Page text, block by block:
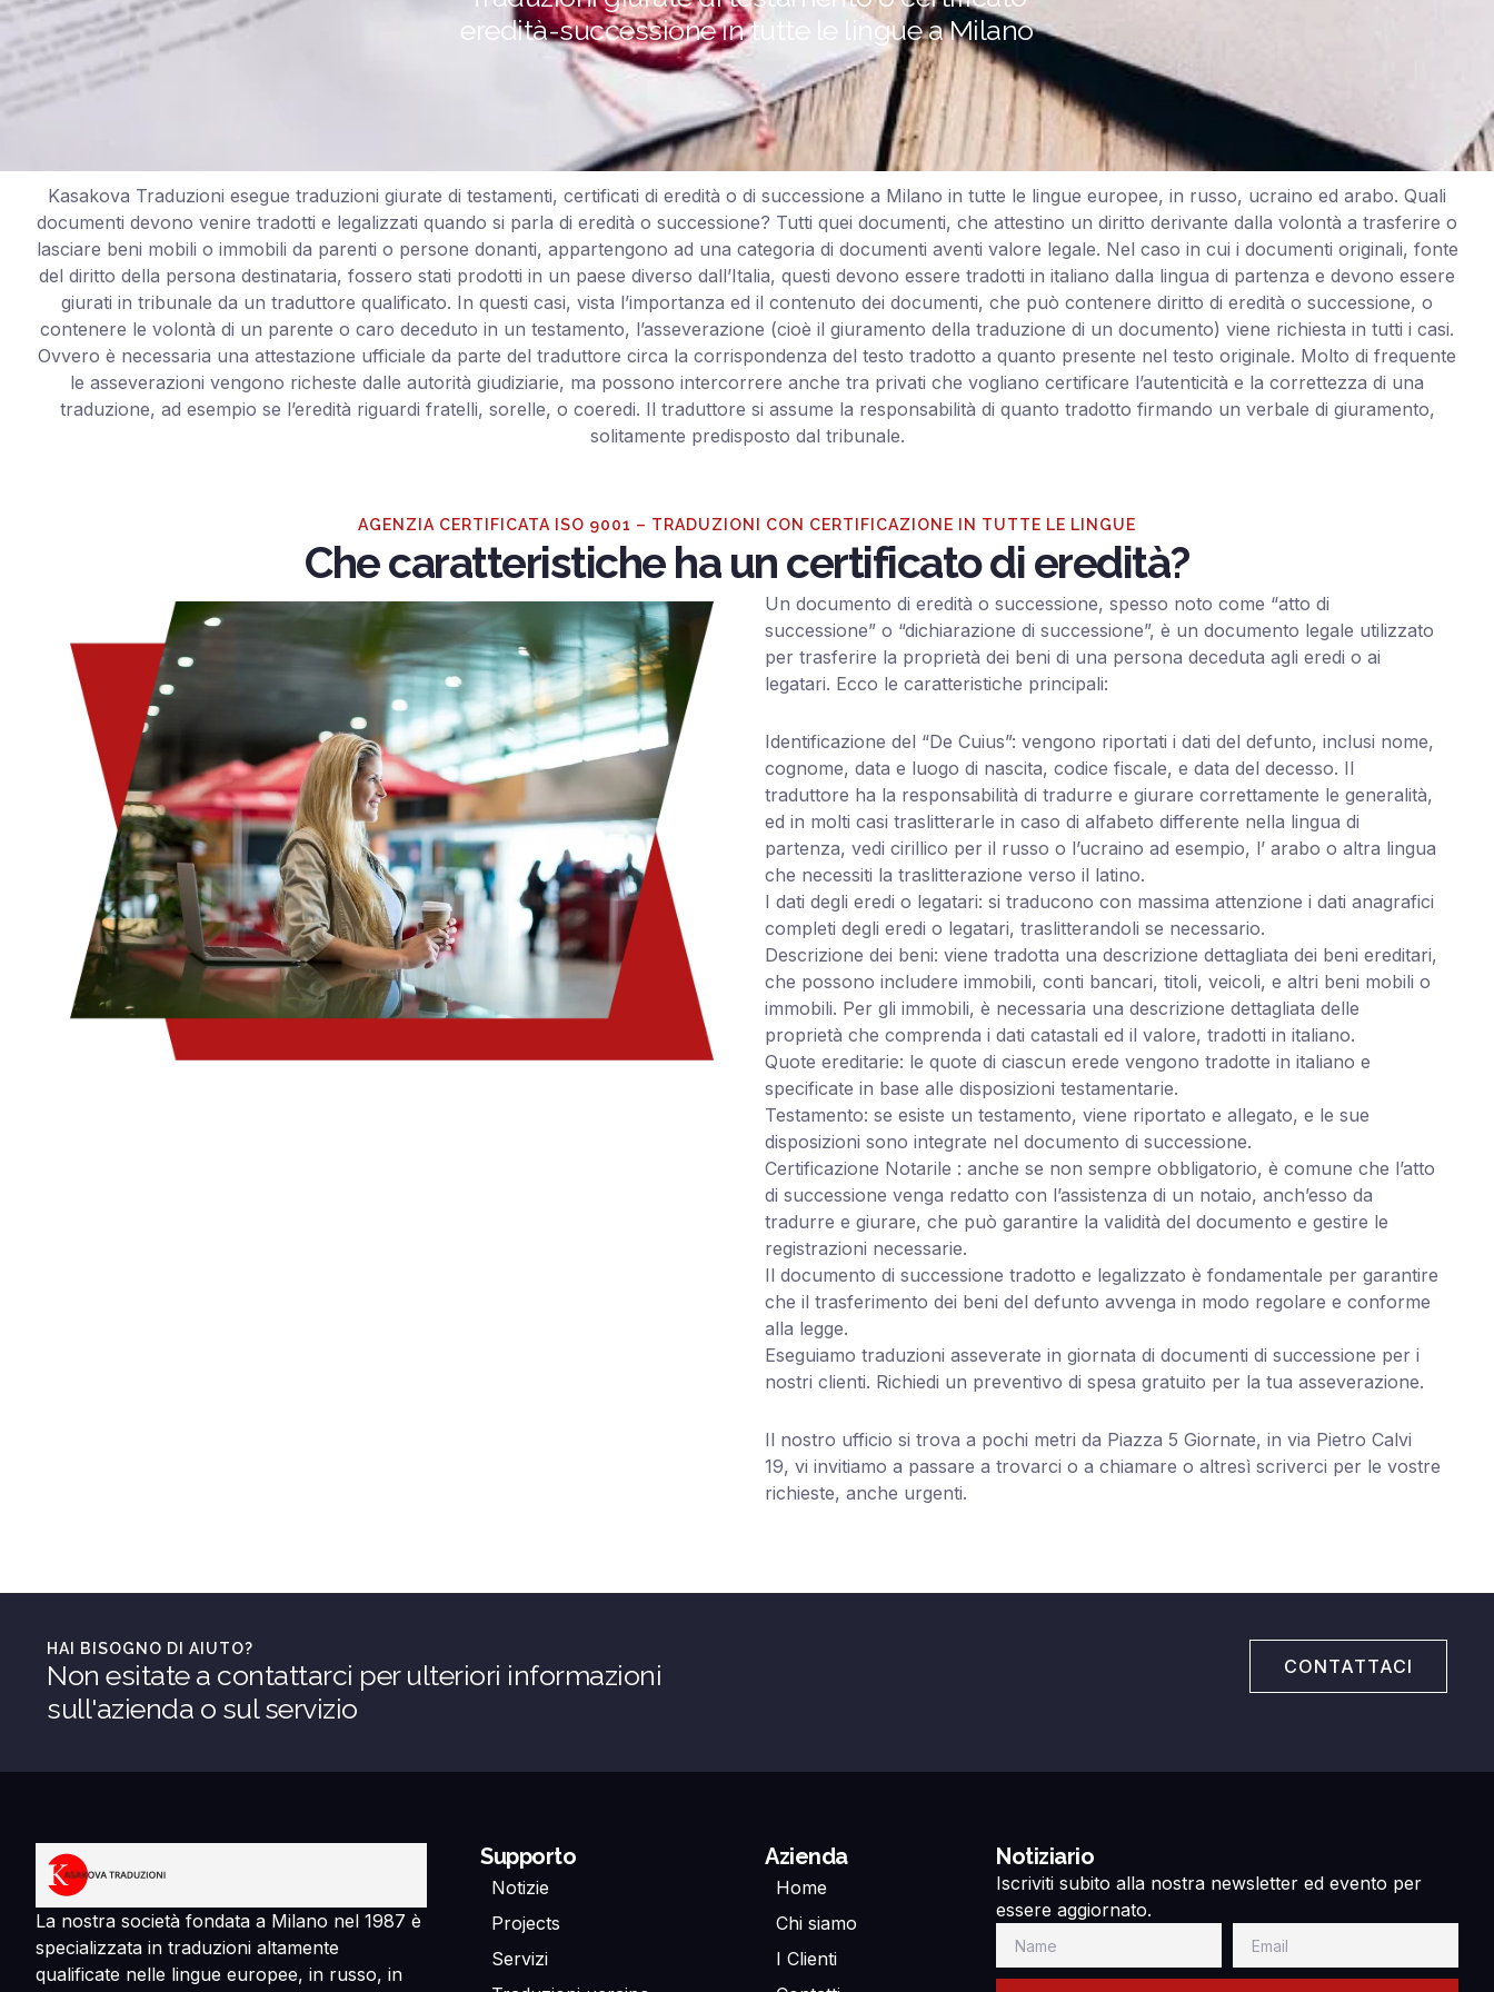
eredità-successione in tutte le lingue a Milano
Kasakova Traduzioni esegue traduzioni giurate di testamenti, certificati di eredità o di successione a Milano in tutte le lingue europee, in russo, ucraino ed arabo. Quali
documenti devono venire tradotti e legalizzati quando si parla di eredità o successione? Tutti quei documenti, che attestino un diritto derivante dalla volontà a trasferire o
lasciare beni mobili o immobili da parenti o persone donanti, appartengono ad una categoria di documenti aventi valore legale. Nel caso in cui i documenti originali, fonte
del diritto della persona destinataria, fossero stati prodotti in un paese diverso dall’Italia, questi devono essere tradotti in italiano dalla lingua di partenza e devono essere
giurati in tribunale da un traduttore qualificato. In questi casi, vista l’importanza ed il contenuto dei documenti, che può contenere diritto di eredità o successione, o
contenere le volontà di un parente o caro deceduto in un testamento, l’asseverazione (cioè il giuramento della traduzione di un documento) viene richiesta in tutti i casi.
Ovvero è necessaria una attestazione ufficiale da parte del traduttore circa la corrispondenza del testo tradotto a quanto presente nel testo originale. Molto di frequente
le asseverazioni vengono richeste dalle autorità giudiziarie, ma possono intercorrere anche tra privati che vogliano certificare l’autenticità e la correttezza di una
traduzione, ad esempio se l’eredità riguardi fratelli, sorelle, o coeredi. Il traduttore si assume la responsabilità di quanto tradotto firmando un verbale di giuramento,
solitamente predisposto dal tribunale.
AGENZIA CERTIFICATA ISO 9001 – TRADUZIONI CON CERTIFICAZIONE IN TUTTE LE LINGUE
Che caratteristiche ha un certificato di eredità?
Un documento di eredità o successione, spesso noto come “atto di
successione” o “dichiarazione di successione”, è un documento legale utilizzato
per trasferire la proprietà dei beni di una persona deceduta agli eredi o ai
legatari. Ecco le caratteristiche principali:
Identificazione del “De Cuius”: vengono riportati i dati del defunto, inclusi nome,
cognome, data e luogo di nascita, codice fiscale, e data del decesso. Il
traduttore ha la responsabilità di tradurre e giurare correttamente le generalità,
ed in molti casi traslitterarle in caso di alfabeto differente nella lingua di
partenza, vedi cirillico per il russo o l’ucraino ad esempio, l’ arabo o altra lingua
che necessiti la traslitterazione verso il latino.
I dati degli eredi o legatari: si traducono con massima attenzione i dati anagrafici
completi degli eredi o legatari, traslitterandoli se necessario.
Descrizione dei beni: viene tradotta una descrizione dettagliata dei beni ereditari,
che possono includere immobili, conti bancari, titoli, veicoli, e altri beni mobili o
immobili. Per gli immobili, è necessaria una descrizione dettagliata delle
proprietà che comprenda i dati catastali ed il valore, tradotti in italiano.
Quote ereditarie: le quote di ciascun erede vengono tradotte in italiano e
specificate in base alle disposizioni testamentarie.
Testamento: se esiste un testamento, viene riportato e allegato, e le sue
disposizioni sono integrate nel documento di successione.
Certificazione Notarile : anche se non sempre obbligatorio, è comune che l’atto
di successione venga redatto con l’assistenza di un notaio, anch’esso da
tradurre e giurare, che può garantire la validità del documento e gestire le
registrazioni necessarie.
Il documento di successione tradotto e legalizzato è fondamentale per garantire
che il trasferimento dei beni del defunto avvenga in modo regolare e conforme
alla legge.
Eseguiamo traduzioni asseverate in giornata di documenti di successione per i
nostri clienti. Richiedi un preventivo di spesa gratuito per la tua asseverazione.
Il nostro ufficio si trova a pochi metri da Piazza 5 Giornate, in via Pietro Calvi
19, vi invitiamo a passare a trovarci o a chiamare o altresì scriverci per le vostre
richieste, anche urgenti.
HAI BISOGNO DI AIUTO?
Non esitate a contattarci per ulteriori informazioni
sull'azienda o sul servizio
CONTATTACI
La nostra società fondata a Milano nel 1987 è
specializzata in traduzioni altamente
qualificate nelle lingue europee, in russo, in
Supporto
Notizie
Projects
Servizi
Azienda
Home
Chi siamo
I Clienti
Notiziario
Iscriviti subito alla nostra newsletter ed evento per
essere aggiornato.
Name
Email